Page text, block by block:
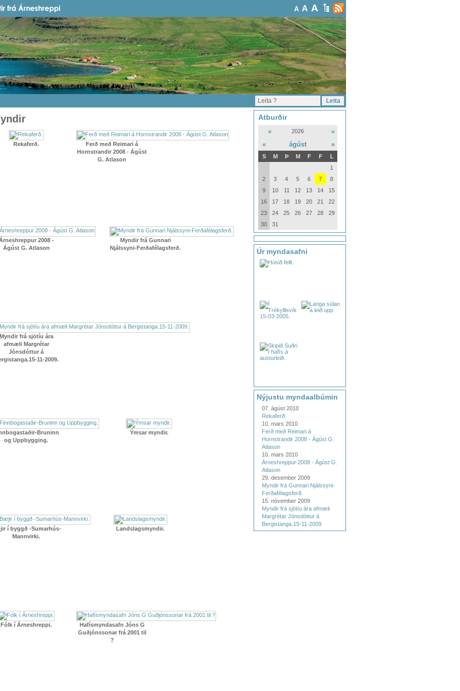
A A A
Rekaferð.
Ferð með Reimari á
Hornstrandir 2008 - Ágúst
G. Atlason
2008 -
Ágúst G. Atlason
Myndir frá Gunnari
Njálssyni-Ferðafélagsferð.
frá sjötíu ára
afmæli Margrétar
Jónsdóttur á
11-2009.
Bruninn
og Uppbygging.
Ýmsar myndir.
í byggð -Sumarhús-
Mannvirki.
Landslagsmyndir.
Fólk í Árneshreppi.
Hafísmyndasafn Jóns G
Guðjónssonar frá 2001 til
?
Atburðir
« 2026
»
«
ágúst »
S M Þ M F F
L
1
2
3 4 5 6 7
8
9
10 11 12 13 14
15
16
17 18 19 20 21
22
23
24 25 26 27 28
29
30
31
Úr myndasafni
Nýjustu myndaalbúmin
07. ágúst 2010
Rekaferð.
10. mars 2010
Ferð með Reimari á
Hornstrandir 2008 - Ágúst G.
Atlason
10. mars 2010
Árneshreppur 2008 - Ágúst G.
Atlason
29. desember 2009
Myndir frá Gunnari Njálssyni-
Ferðafélagsferð.
15. nóvember 2009
Myndir frá sjötíu ára afmæli
Margrétar Jónsdóttur á
Bergistanga.15-11-2009.